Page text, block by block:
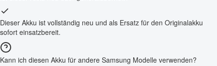
Dieser Akku ist vollständig neu und als Ersatz für den Originalakku
sofort einsatzbereit.
Kann ich diesen Akku für andere Samsung Modelle verwenden?